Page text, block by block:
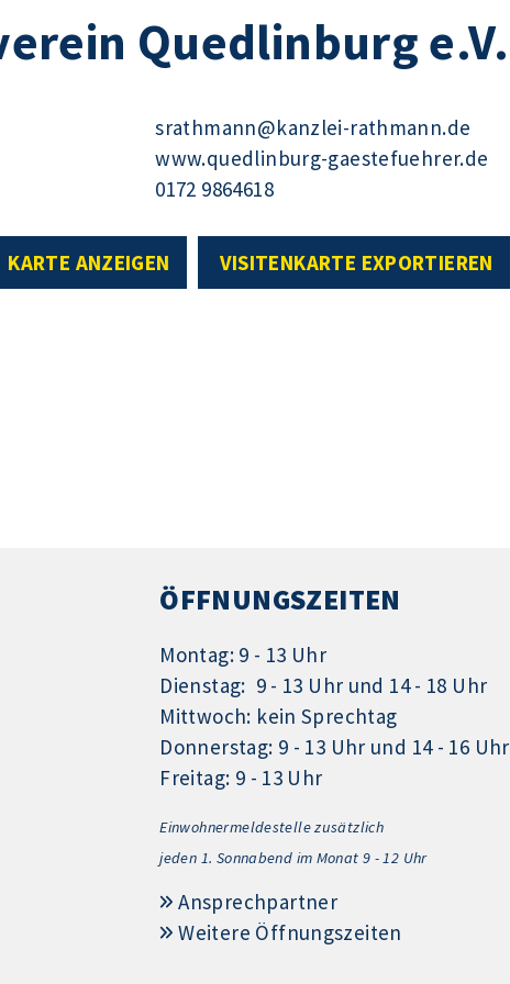
Quedlinburg e.V.
srathmann@kanzlei-rathmann.de
www.quedlinburg-gaestefuehrer.de
0172 9864618
KARTE ANZEIGEN VISITENKARTE EXPORTIEREN
ÖFFNUNGSZEITEN
Montag: 9 - 13 Uhr
Dienstag: 9 - 13 Uhr und 14 - 18 Uhr
Mittwoch: kein Sprechtag
Donnerstag: 9 - 13 Uhr und 14 - 16 Uhr
Freitag: 9 - 13 Uhr
Einwohnermeldestelle zusätzlich
jeden 1. Sonnabend im Monat 9 - 12 Uhr
Ansprechpartner
Weitere Öffnungszeiten